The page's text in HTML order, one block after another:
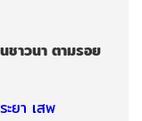
าวนา ตามรอย